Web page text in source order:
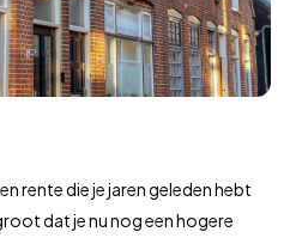
rente die je jaren geleden hebt
dat je nu nog een hogere